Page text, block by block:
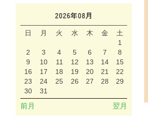
2026年08月
日 月 火 水 木 金
土
1
2
3 4 5 6 7
8
9
10 11 12 13 14
15
16
17 18 19 20 21
22
23
24 25 26 27 28
29
30
31
前月 翌月